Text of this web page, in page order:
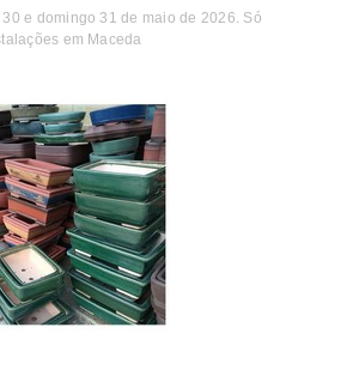
e domingo 31 de maio de 2026. Só
em Maceda